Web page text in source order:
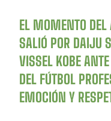
EL MOMENTO DEL
SALIÓ POR DAIJU
VISSEL KOBE
DEL FÚTBOL
EMOCIÓN Y